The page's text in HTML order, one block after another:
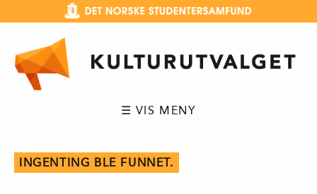
innhold
☰ VIS MENY
INGENTING BLE FUNNET.